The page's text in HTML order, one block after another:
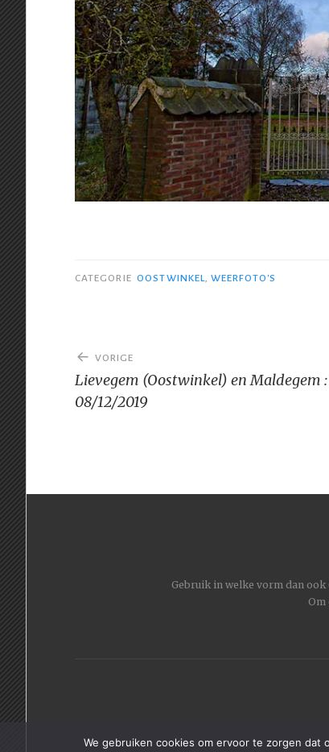
CATEGORIE OOSTWINKEL,WEERFOTO'S
Bericht
navigatie
VORIGE
Lievegem (Oostwinkel) en Maldegem
08/12/2019
Gebruik in welke vorm dan
Om
We gebruiken cookies om ervoor te zorgen dat